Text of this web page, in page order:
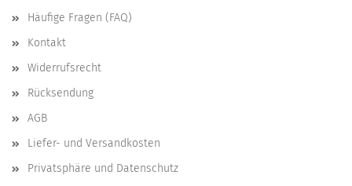
Häufige Fragen (FAQ)
Kontakt
Widerrufsrecht
Rücksendung
AGB
Liefer- und Versandkosten
Privatsphäre und Datenschutz